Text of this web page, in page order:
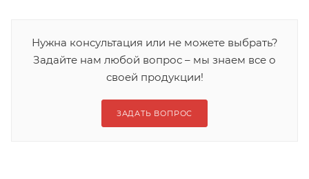
Нужна консультация или не можете выбрать?
Задайте нам любой вопрос – мы знаем все о
своей продукции!
ЗАДАТЬ ВОПРОС